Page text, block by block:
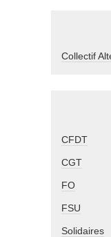
Collectif
CFDT
CGT
FO
FSU
Solidaires